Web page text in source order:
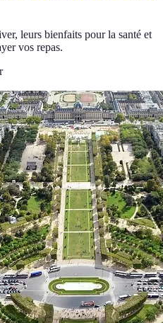
leurs bienfaits pour la santé et
vos repas.